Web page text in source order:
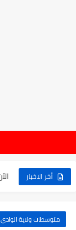
أخر الاخبار
متوسطات ولاية الوادي